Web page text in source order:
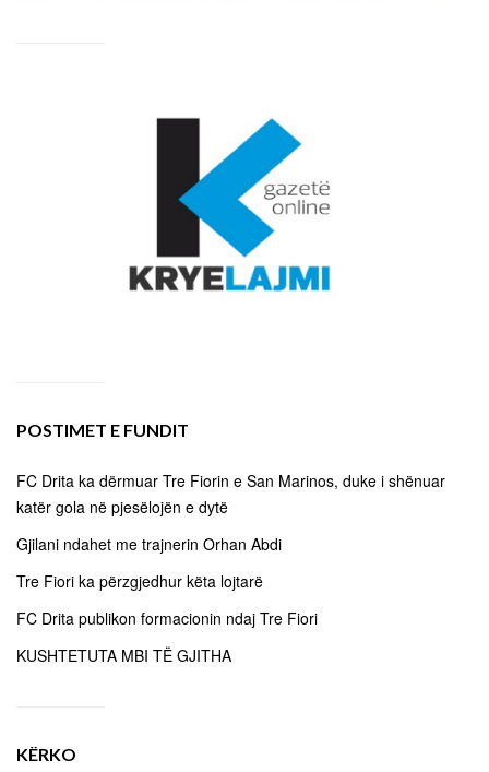
POSTIMET E FUNDIT
FC Drita ka dërmuar Tre Fiorin e San Marinos, duke i shënuar
katër gola në pjesëlojën e dytë
Gjilani ndahet me trajnerin Orhan Abdi
Tre Fiori ka përzgjedhur këta lojtarë
FC Drita publikon formacionin ndaj Tre Fiori
KUSHTETUTA MBI TË GJITHA
KËRKO